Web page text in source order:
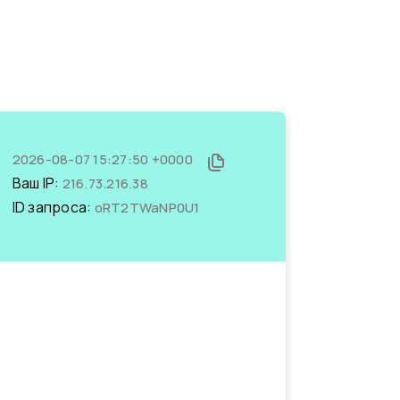
2026-08-07 15:27:50 +0000
Ваш IP: 216.73.216.38
ID запроса: oRT2TWaNP0U1